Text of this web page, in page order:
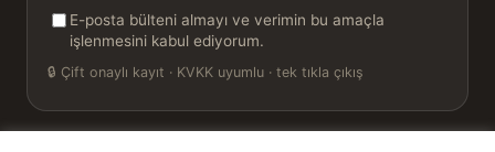
E-posta bülteni almayı ve verimin bu amaçla
işlenmesini kabul ediyorum.
🔒 Çift onaylı kayıt · KVKK uyumlu · tek tıkla çıkış